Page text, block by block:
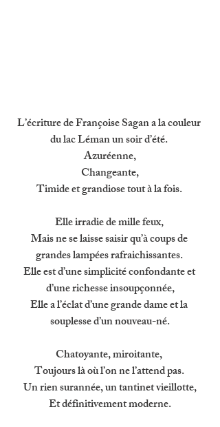
L’écriture de Françoise Sagan a la couleur
du lac Léman un soir d’été.
Azuréenne,
Changeante,
Timide et grandiose tout à la fois.
Elle irradie de mille feux,
Mais ne se laisse saisir qu’à coups de
grandes lampées rafraichissantes.
Elle est d’une simplicité confondante et
d’une richesse insoupçonnée,
Elle a l’éclat d’une grande dame et la
souplesse d’un nouveau-né.
Chatoyante, miroitante,
Toujours là où l’on ne l’attend pas.
Un rien surannée, un tantinet vieillotte,
Et définitivement moderne.